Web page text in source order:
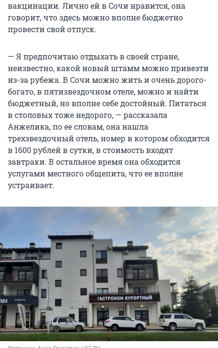
вакцинации. Лично ей в Сочи нравится, она
говорит, что здесь можно вполне бюджетно
провести свой отпуск.
— Я предпочитаю отдыхать в своей стране,
неизвестно, какой новый штамм можно привезти
из-за рубежа. В Сочи можно жить и очень дорого-
богато, в пятизвездочном отеле, можно и найти
бюджетный, но вполне себе достойный. Питаться
в столовых тоже недорого, — рассказала
Анжелика, по ее словам, она нашла
трехзвездочный отель, номер в котором обходится
в 1600 рублей в сутки, в стоимость входят
завтраки. В остальное время она обходится
услугами местного общепита, что ее вполне
устраивает.